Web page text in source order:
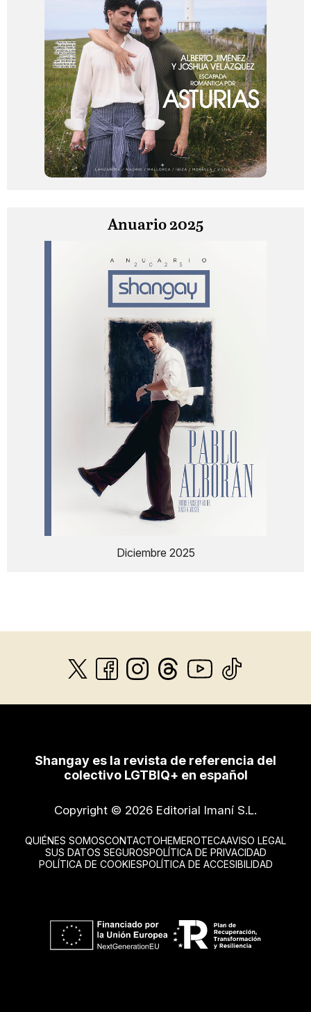
Anuario 2025
Diciembre 2025
Shangay es la revista de referencia del
colectivo LGTBIQ+ en español
Copyright © 2026 Editorial Imaní S.L.
QUIÉNES SOMOSCONTACTOHEMEROTECAAVISO LEGAL
SUS DATOS SEGUROSPOLÍTICA DE PRIVACIDAD
POLÍTICA DE COOKIESPOLÍTICA DE ACCESIBILIDAD